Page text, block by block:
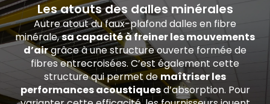
Les atouts des dalles minérales
Autre atout du faux-plafond dalles en fibre
minérale,sa capacité à freiner les mouvements
d’airgrâce à une structure ouverte formée de
fibres entrecroisées. C’est également cette
structure qui permet demaîtriser les
performances acoustiquesd’absorption. Pour